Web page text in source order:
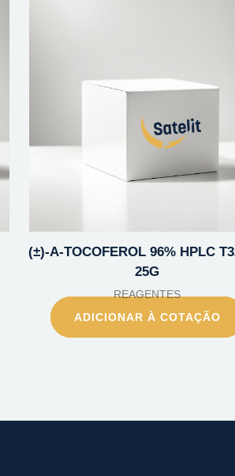
(±)-A-TOCOFEROL 96% HPLC
25G
REAGENTES
ADICIONAR À COTAÇÃO